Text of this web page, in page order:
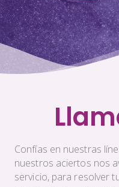
Confías en nuestras
nuestros aciertos nos
servicio, para resolver